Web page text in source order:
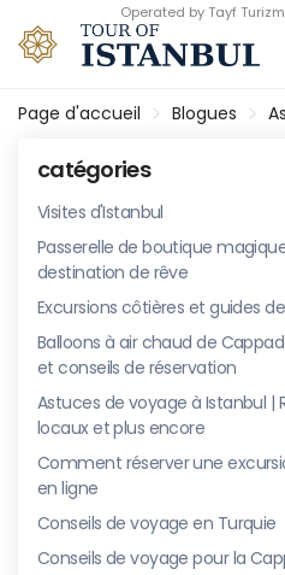
Operated by Tayf
Page d'accueil Blogues
catégories
Visites d'Istanbul
Passerelle de boutique
destination de rêve
Excursions côtières et guides
Balloons à air chaud de
et conseils de réservation
Astuces de voyage à Istanbul |
locaux et plus encore
Comment réserver une
en ligne
Conseils de voyage en Turquie
Conseils de voyage pour la